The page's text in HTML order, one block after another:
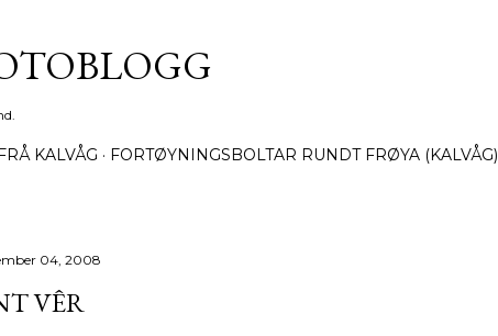
KALVÅG FORTØYNINGSBOLTAR RUNDT FRØYA (KALVÅG)
04, 2008
VÊR